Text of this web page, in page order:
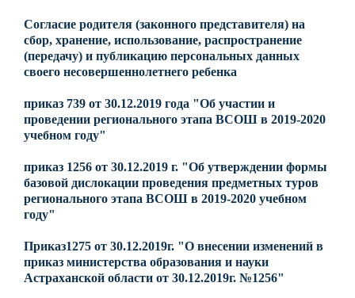
Согласие родителя (законного представителя) на
сбор, хранение, использование, распространение
(передачу) и публикацию персональных данных
своего несовершеннолетнего ребенка
приказ 739 от 30.12.2019 года "Об участии и
проведении регионального этапа ВСОШ в 2019-2020
учебном году"
приказ 1256 от 30.12.2019 г. "Об утверждении формы
базовой дислокации проведения предметных туров
регионального этапа ВСОШ в 2019-2020 учебном
году"
Приказ1275 от 30.12.2019г. "О внесении изменений в
приказ министерства образования и науки
Астраханской области от 30.12.2019г. №1256"